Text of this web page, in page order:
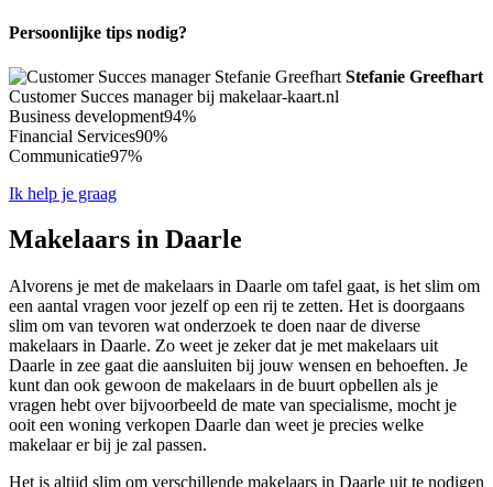
Persoonlijke tips nodig?
Stefanie Greefhart
Customer Succes manager bij makelaar-kaart.nl
Business development94%
Financial Services90%
Communicatie97%
Ik help je graag
Makelaars in Daarle
Alvorens je met de makelaars in Daarle om tafel gaat, is het slim om
een aantal vragen voor jezelf op een rij te zetten. Het is doorgaans
slim om van tevoren wat onderzoek te doen naar de diverse
makelaars in Daarle. Zo weet je zeker dat je met makelaars uit
Daarle in zee gaat die aansluiten bij jouw wensen en behoeften. Je
kunt dan ook gewoon de makelaars in de buurt opbellen als je
vragen hebt over bijvoorbeeld de mate van specialisme, mocht je
ooit een woning verkopen Daarle dan weet je precies welke
makelaar er bij je zal passen.
Het is altijd slim om verschillende makelaars in Daarle uit te nodigen